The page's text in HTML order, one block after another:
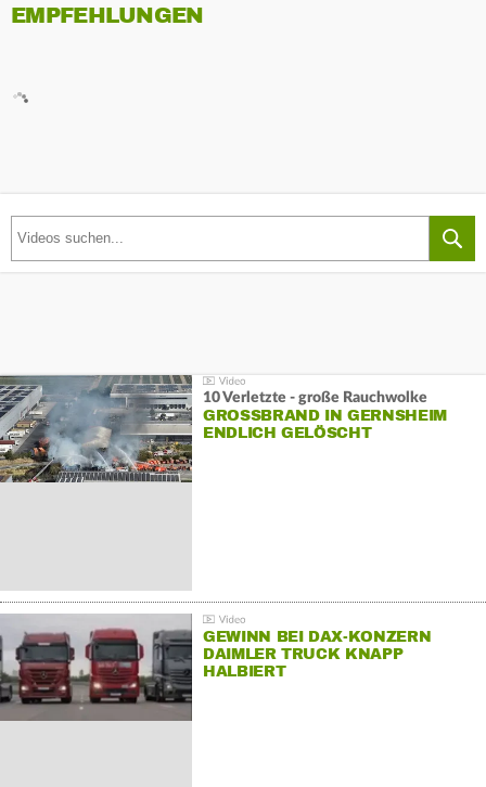
EMPFEHLUNGEN
10 Verletzte - große Rauchwolke
GROSSBRAND IN GERNSHEIM E
NDLICH GELÖSCHT
GEWINN BEI DAX-KONZERN
DAIMLER TRUCK KNAPP
HALBIERT